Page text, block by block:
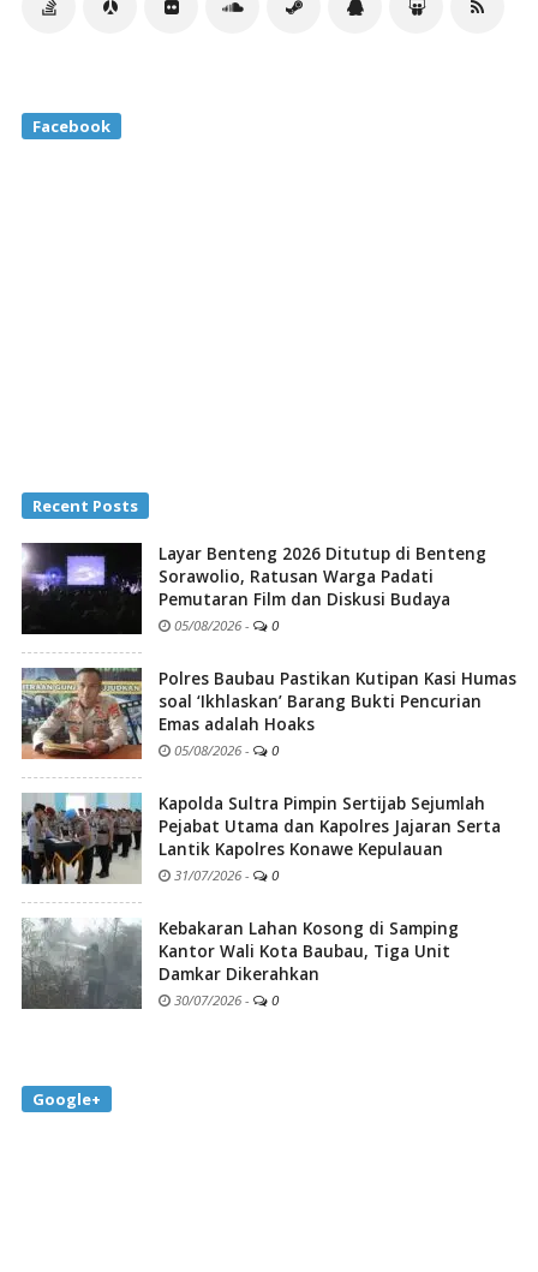
Facebook
Recent Posts
Layar Benteng 2026 Ditutup di Benteng
Sorawolio, Ratusan Warga Padati
Pemutaran Film dan Diskusi Budaya
05/08/2026 - 0
Polres Baubau Pastikan Kutipan Kasi Humas
soal ‘Ikhlaskan’ Barang Bukti Pencurian
Emas adalah Hoaks
05/08/2026 - 0
Kapolda Sultra Pimpin Sertijab Sejumlah
Pejabat Utama dan Kapolres Jajaran Serta
Lantik Kapolres Konawe Kepulauan
31/07/2026 - 0
Kebakaran Lahan Kosong di Samping
Kantor Wali Kota Baubau, Tiga Unit
Damkar Dikerahkan
30/07/2026 - 0
Google+